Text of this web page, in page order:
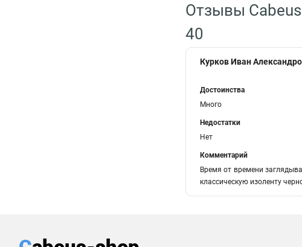
Отзывы Cabeus
40
Курков Иван
Достоинства
Много
Недостатки
Нет
Комментарий
Время от времени
классическую изоленту